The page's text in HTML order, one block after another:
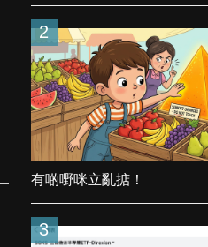
2
有啲嘢咪立亂掂！
3